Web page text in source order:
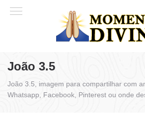
João 3.5
João 3.5, imagem para compartilhar com
Whatsapp, Facebook, Pinterest ou onde